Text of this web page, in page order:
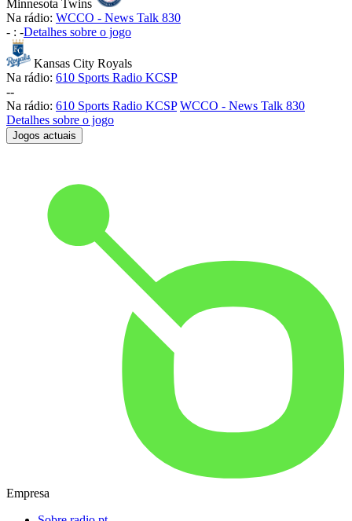
Minnesota Twins
Na rádio: WCCO - News Talk 830
- : -Detalhes sobre o jogo
Kansas City Royals
Na rádio: 610 Sports Radio KCSP
--
Na rádio: 610 Sports Radio KCSP WCCO - News Talk 830
Detalhes sobre o jogo
Jogos actuais
Empresa